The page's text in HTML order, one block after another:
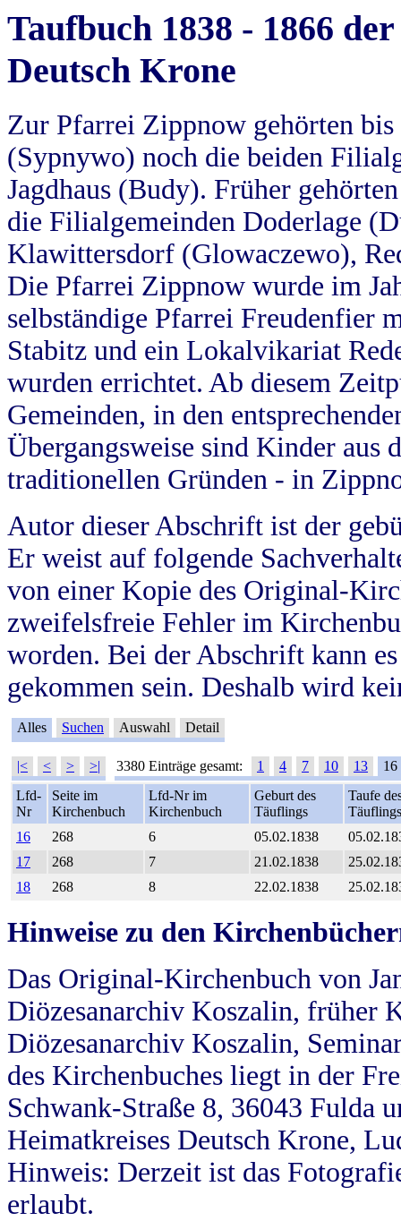
Taufbuch 1838 - 1866
Deutsch Krone
Zur Pfarrei Zippnow gehörten
(Sypnywo) noch die beiden
Jagdhaus (Budy). Früher
die Filialgemeinden Doderlage
Klawittersdorf (Glowaczewo),
Die Pfarrei Zippnow wurde im
selbständige Pfarrei Freudenfier
Stabitz und ein Lokalvikariat
wurden errichtet. Ab diesem
Gemeinden, in den
Übergangsweise sind Kinder aus
traditionellen Gründen - in
Autor dieser Abschrift ist der
Er weist auf folgende
von einer Kopie des Original-
zweifelsfreie Fehler im
worden. Bei der Abschrift kann
gekommen sein. Deshalb wird
Alles Suchen Auswahl Detail
|< < > >| 3380 Einträge gesamt: 1 4 7 10 13
16
Lfd-
Nr
Seite im
Kirchenbuch
Lfd-Nr im
Kirchenbuch
Geburt des
Täuflings
Taufe
Täuflings
16
268 6 05.02.1838
17
268 7 21.02.1838
18
268 8 22.02.1838
Hinweise zu den
Das Original-Kirchenbuch von
Diözesanarchiv Koszalin, früher
Diözesanarchiv Koszalin,
des Kirchenbuches liegt in der
Schwank-Straße 8, 36043 Fulda
Heimatkreises Deutsch Krone,
Hinweis: Derzeit ist das
erlaubt.